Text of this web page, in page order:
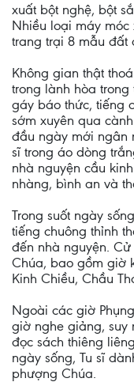
xuất bột nghệ, bột
Nhiều loại máy móc
trang trại 8 mẫu đất
Không gian thật
trong lành hòa
gáy báo thức, tiếng
sớm xuyên qua
đầu ngày mới ngân
sĩ trong áo dòng
nhà nguyện cầu
nhàng, bình an và
Trong suốt ngày
tiếng chuông thỉnh
đến nhà nguyện.
Chúa, bao gồm giờ
Kinh Chiều, Chầu
Ngoài các giờ
giờ nghe giảng, suy
đọc sách thiêng
ngày sống, Tu sĩ
phượng Chúa.